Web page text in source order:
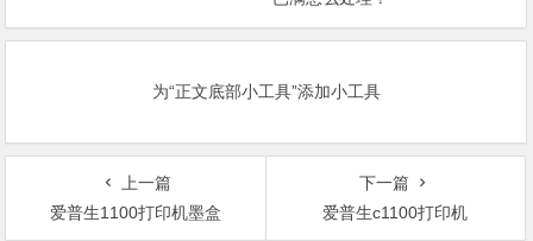
为“正文底部小工具”添加小工具
上一篇
爱普生1100打印机墨盒
下一篇
爱普生c1100打印机